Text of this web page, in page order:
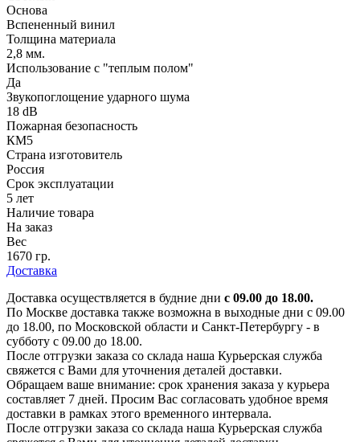
Основа
Вспененный винил
Толщина материала
2,8 мм.
Использование с "теплым полом"
Да
Звукопоглощение ударного шума
18 dB
Пожарная безопасность
КМ5
Страна изготовитель
Россия
Срок эксплуатации
5 лет
Наличие товара
На заказ
Вес
1670 гр.
Доставка
Доставка осуществляется в будние дни с 09.00 до 18.00.
По Москве доставка также возможна в выходные дни с 09.00
до 18.00, по Московской области и Санкт-Петербургу - в
субботу с 09.00 до 18.00.
После отгрузки заказа со склада наша Курьерская служба
свяжется с Вами для уточнения деталей доставки.
Обращаем ваше внимание: срок хранения заказа у курьера
составляет 7 дней. Просим Вас согласовать удобное время
доставки в рамках этого временного интервала.
После отгрузки заказа со склада наша Курьерская служба